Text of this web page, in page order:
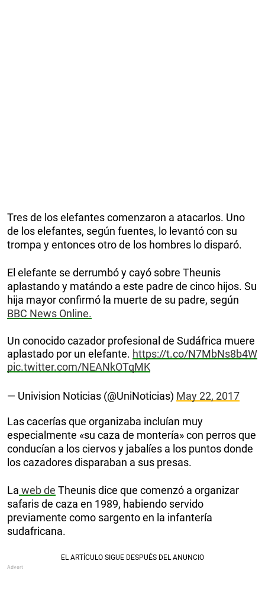
Tres de los elefantes comenzaron a atacarlos. Uno
de los elefantes, según fuentes, lo levantó con su
trompa y entonces otro de los hombres lo disparó.
El elefante se derrumbó y cayó sobre Theunis
aplastando y matándo a este padre de cinco hijos. Su
hija mayor confirmó la muerte de su padre, según
BBC News Online.
Un conocido cazador profesional de Sudáfrica muere
aplastado por un elefante. https://t.co/N7MbNs8b4W
pic.twitter.com/NEANkOTqMK
— Univision Noticias (@UniNoticias) May 22, 2017
Las cacerías que organizaba incluían muy
especialmente «su caza de montería» con perros que
conducían a los ciervos y jabalíes a los puntos donde
los cazadores disparaban a sus presas.
La web de Theunis dice que comenzó a organizar
safaris de caza en 1989, habiendo servido
previamente como sargento en la infantería
sudafricana.